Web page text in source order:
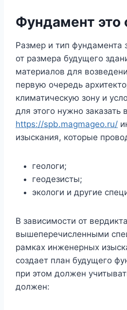
Фундамент это
Размер и тип фундамента
от размера будущего
материалов для
первую очередь
климатическую зону и
для этого нужно заказать
https://spb.magmageo.ru/
изыскания, которые
геологи;
геодезисты;
экологи и другие
В зависимости от
вышеперечисленными
рамках инженерных
создает план будущего
при этом должен
должен: